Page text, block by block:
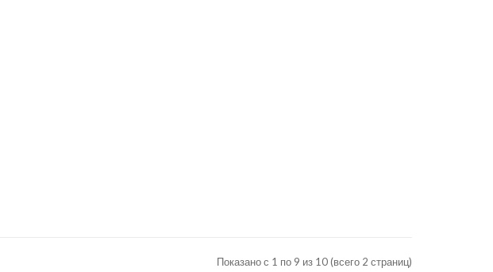
Показано с 1 по 9 из 10 (всего 2 страниц)